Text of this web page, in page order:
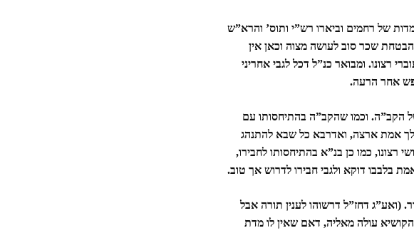
של רחמים וביארו רש”י ותוס’ והרא”ש
שכר סוב לעושה מצוה וכאן אין
רצונו. ומבואר כנ”ל דכל לגבי אחריני
אחר הרעה.
הקב”ה. וכמו שהקב”ה בהתיחסותו עם
אמת ארצה, ואדרבא כל שבא להתנהג
רצונו, כמו כן בנ”א בהתיחסותו לחבירו,
בלבבו דוקא ולגבי חבירו לדרוש אך טוב.
(ואע”ג דחז”ל דרשוהו לענין תורה אבל
עולה מאליה, דאם שאין לו מדת